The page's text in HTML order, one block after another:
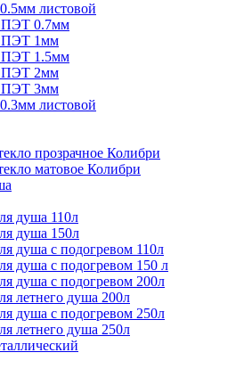
листовой
ПЭТ 0.7мм
ПЭТ 1мм
ПЭТ 1.5мм
ПЭТ 2мм
ПЭТ 3мм
листовой
прозрачное Колибри
матовое Колибри
душа 110л
душа 150л
душа с подогревом 110л
душа с подогревом 150 л
душа с подогревом 200л
летнего душа 200л
душа с подогревом 250л
летнего душа 250л